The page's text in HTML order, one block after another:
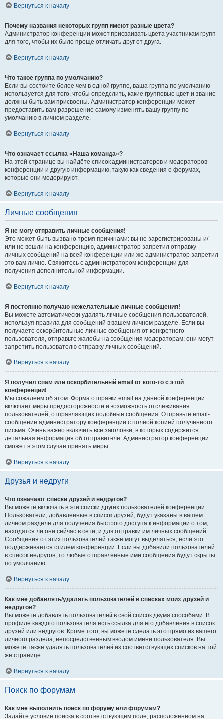
Вернуться к началу
Почему названия некоторых групп имеют разные цвета?
Администратор конференции может присваивать цвета участникам групп
для того, чтобы их было проще отличать друг от друга.
Вернуться к началу
Что такое группа по умолчанию?
Если вы состоите более чем в одной группе, ваша группа по умолчанию
используется для того, чтобы определить, какие групповые цвет и звание
должны быть вам присвоены. Администратор конференции может
предоставить вам разрешение самому изменять вашу группу по
умолчанию в личном разделе.
Вернуться к началу
Что означает ссылка «Наша команда»?
На этой странице вы найдёте список администраторов и модераторов
конференции и другую информацию, такую как сведения о форумах,
которые они модерируют.
Вернуться к началу
Личные сообщения
Я не могу отправить личные сообщения!
Это может быть вызвано тремя причинами: вы не зарегистрированы и/
или не вошли на конференцию, администратор запретил отправку
личных сообщений на всей конференции или же администратор запретил
это вам лично. Свяжитесь с администратором конференции для
получения дополнительной информации.
Вернуться к началу
Я постоянно получаю нежелательные личные сообщения!
Вы можете автоматически удалять личные сообщения пользователей,
используя правила для сообщений в вашем личном разделе. Если вы
получаете оскорбительные личные сообщения от конкретного
пользователя, отправьте жалобы на сообщения модераторам; они могут
запретить пользователю отправку личных сообщений.
Вернуться к началу
Я получил спам или оскорбительный email от кого-то с этой
конференции!
Мы сожалеем об этом. Форма отправки email на данной конференции
включает меры предосторожности и возможность отслеживания
пользователей, отправляющих подобные сообщения. Отправьте email-
сообщение администратору конференции с полной копией полученного
письма. Очень важно включить все заголовки, в которых содержится
детальная информация об отправителе. Администратор конференции
сможет в этом случае принять меры.
Вернуться к началу
Друзья и недруги
Что означают списки друзей и недругов?
Вы можете включать в эти списки других пользователей конференции.
Пользователи, добавленные в список друзей, будут указаны в вашем
личном разделе для получения быстрого доступа к информации о том,
находятся ли они сейчас в сети, и для отправки им личных сообщений.
Сообщения от этих пользователей также могут выделяться, если это
поддерживается стилем конференции. Если вы добавили пользователей
в список недругов, то любые отправленные ими сообщения будут скрыты
по умолчанию.
Вернуться к началу
Как мне добавлять/удалять пользователей в списках моих друзей и
недругов?
Вы можете добавлять пользователей в свой список двумя способами. В
профиле каждого пользователя есть ссылка для его добавления в список
друзей или недругов. Кроме того, вы можете сделать это прямо из вашего
личного раздела, непосредственным вводом имени пользователя. Вы
можете также удалять пользователей из соответствующих списков на той
же странице.
Вернуться к началу
Поиск по форумам
Как мне выполнить поиск по форуму или форумам?
Задайте условие поиска в соответствующем поле, расположенном на